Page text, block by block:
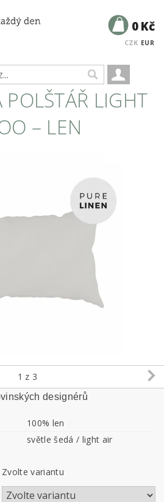
CZK EUR
0 Kč
POLŠTÁŘ LIGHT
– LEN
1 z 3
designérů
100% len
světle šedá / light air
Zvolte variantu